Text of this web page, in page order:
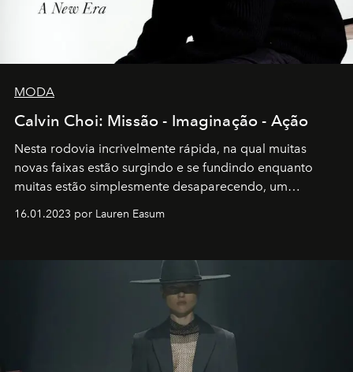
MODA
Calvin Choi: Missão - Imaginação - Ação
Nesta rodovia incrivelmente rápida, na qual muitas
novas faixas estão surgindo e se fundindo enquanto
muitas estão simplesmente desaparecendo, um
transportador AMTD abrindo caminho para muitos
por propósitos, com um claro senso de missão na vida e
16.01.2023 por Lauren Easum